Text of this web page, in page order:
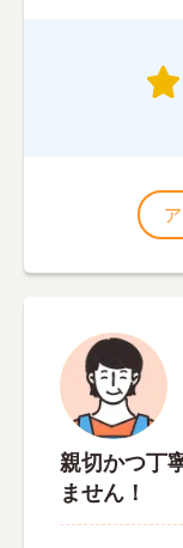
親切かつ丁
ません！